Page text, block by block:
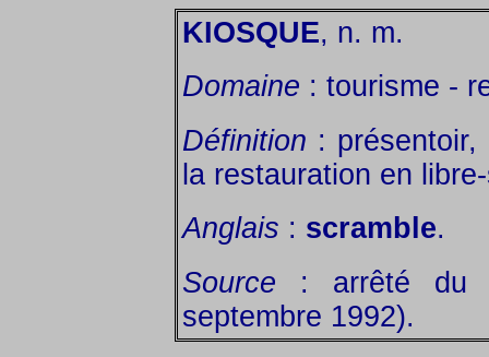
KIOSQUE, n. m.
Domaine : tourisme -
Définition :
la restauration en
Anglais : scramble.
Source : arrêté du
septembre 1992).